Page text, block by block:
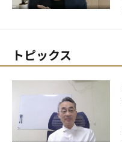
トピックス